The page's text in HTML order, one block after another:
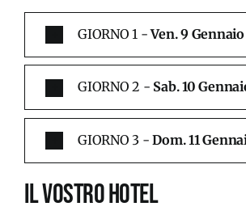
MODULO DI ADESIONE
GIORNO 1 -Ven. 9
GIORNO 2 - Sab. 10
GIORNO 3 - Dom. 11
IL VOSTRO HOTEL